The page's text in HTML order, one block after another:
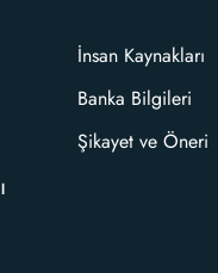
İnsan Kaynakları
Banka Bilgileri
Şikayet ve Öneri